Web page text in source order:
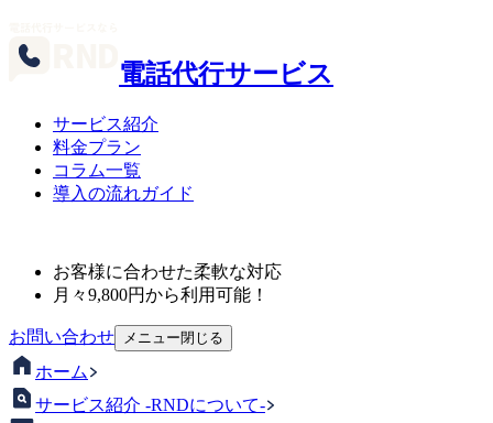
電話代行サービス
サービス紹介
料金プラン
コラム一覧
導入の流れガイド
お客様に合わせた柔軟な対応
月々9,800円から利用可能！
お問い合わせ メニュー閉じる
ホーム
サービス紹介 -RNDについて-